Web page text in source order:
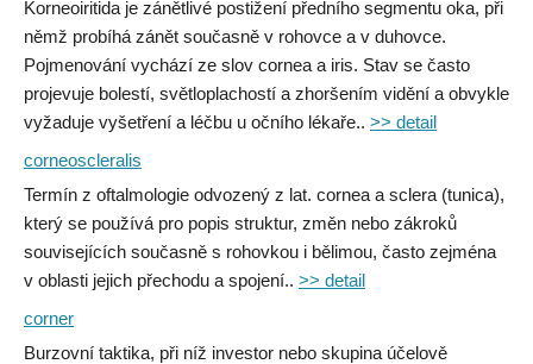
Korneoiritida je zánětlivé postižení předního segmentu oka, při
němž probíhá zánět současně v rohovce a v duhovce.
Pojmenování vychází ze slov cornea a iris. Stav se často
projevuje bolestí, světloplachostí a zhoršením vidění a obvykle
vyžaduje vyšetření a léčbu u očního lékaře.. >> detail
corneoscleralis
Termín z oftalmologie odvozený z lat. cornea a sclera (tunica),
který se používá pro popis struktur, změn nebo zákroků
souvisejících současně s rohovkou i bělimou, často zejména
v oblasti jejich přechodu a spojení.. >> detail
corner
Burzovní taktika, při níž investor nebo skupina účelově